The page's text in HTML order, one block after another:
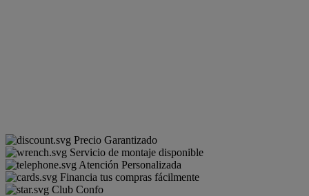
Precio Garantizado
Servicio de montaje disponible
Atención Personalizada
Financia tus compras fácilmente
Club Confo